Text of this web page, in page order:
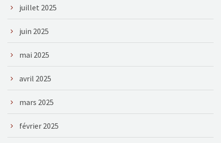
juillet 2025
juin 2025
mai 2025
avril 2025
mars 2025
février 2025